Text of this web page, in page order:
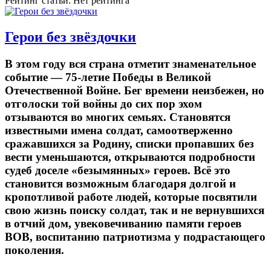
Герои без звёздочки
В этом году вся страна отметит знаменательное
событие — 75-летие Победы в Великой
Отечественной Войне. Бег времени неизбежен, но
отголоски той войны до сих пор эхом
отзываются во многих семьях. Становятся
известными имена солдат, самоотверженно
сражавшихся за Родину, списки пропавших без
вести уменьшаются, открываются подробности
судеб доселе «безымянных» героев. Всё это
становится возможным благодаря долгой и
кропотливой работе людей, которые посвятили
свою жизнь поиску солдат, так и не вернувшихся
в отчий дом, увековечиванию памяти героев
ВОВ, воспитанию патриотизма у подрастающего
поколения.